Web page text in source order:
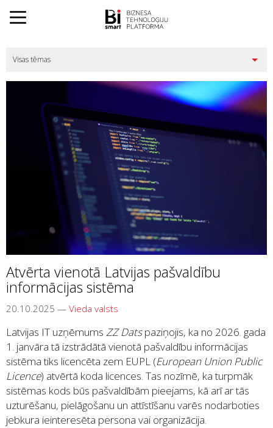
Atvērta vienotā Latvijas pašvaldību
informācijas sistēma
20.10.2025 — Vieda valsts
Latvijas IT uzņēmums ZZ Datspaziņojis, ka no 2026. gada
1. janvāra tā izstrādātā vienotā pašvaldību informācijas
sistēma tiks licencēta zem EUPL (European Union Public
Licence) atvērtā koda licences. Tas nozīmē, ka turpmāk
sistēmas kods būs pašvaldībām pieejams, kā arī ar tās
uzturēšanu, pielāgošanu un attīstīšanu varēs nodarboties
jebkura ieinteresēta persona vai organizācija.